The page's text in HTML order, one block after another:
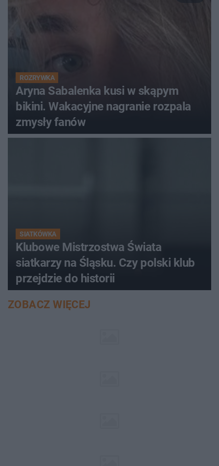
ROZRYWKA
Aryna Sabalenka kusi w skąpym
bikini. Wakacyjne nagranie rozpala
zmysły fanów
SIATKÓWKA
Klubowe Mistrzostwa Świata
siatkarzy na Śląsku. Czy polski klub
przejdzie do historii
ZOBACZ WIĘCEJ